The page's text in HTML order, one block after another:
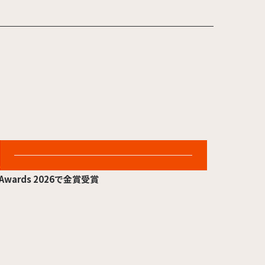
2026.07.06
Side of JapanがUS International
2026で金賞受賞